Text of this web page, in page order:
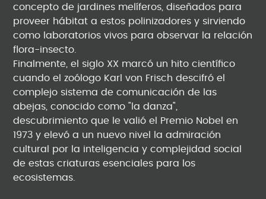
concepto de jardines melíferos, diseñados para
proveer hábitat a estos polinizadores y sirviendo
como laboratorios vivos para observar la relación
flora-insecto.
Finalmente, el siglo XX marcó un hito científico
cuando el zoólogo Karl von Frisch descifró el
complejo sistema de comunicación de las
abejas, conocido como "la danza",
descubrimiento que le valió el Premio Nobel en
1973 y elevó a un nuevo nivel la admiración
cultural por la inteligencia y complejidad social
de estas criaturas esenciales para los
ecosistemas.